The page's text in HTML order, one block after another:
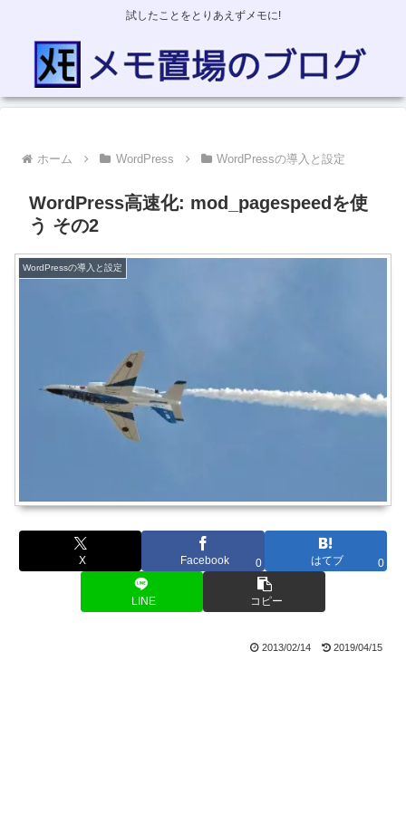
試したことをとりあえずメモに!
ホーム WordPress WordPressの導入と設定
WordPress高速化: mod_pagespeedを使
う その2
WordPressの導入と設定
X Facebook 0 はてブ 0
LINE コピー
2013/02/14 2019/04/15